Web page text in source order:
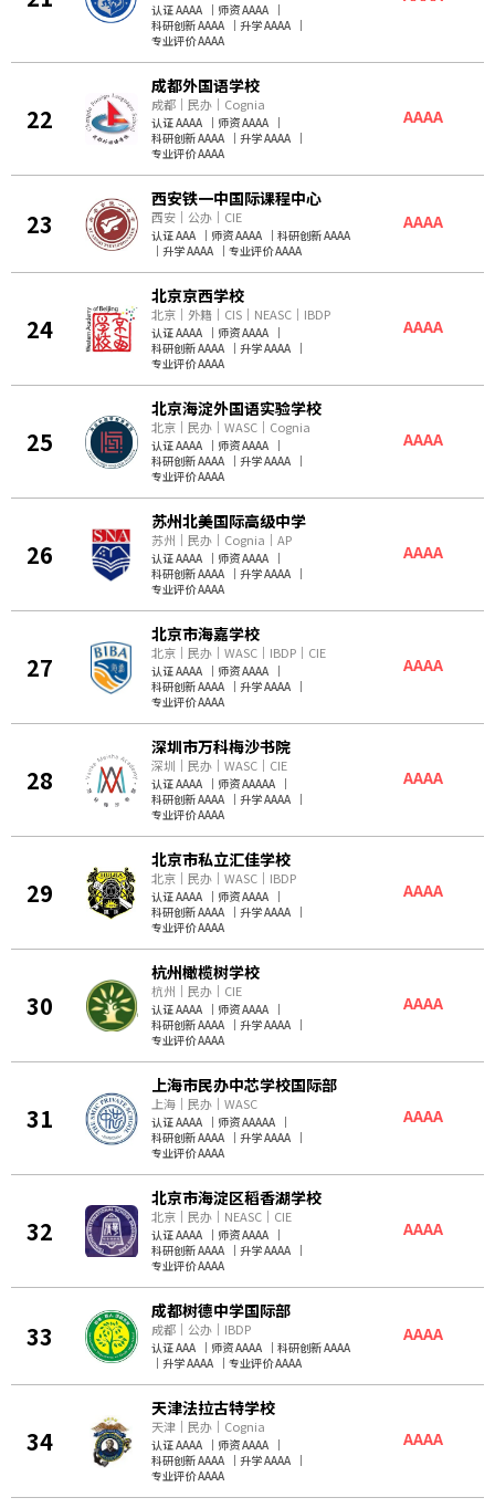
认证 AAAA ｜ 师资 AAAA ｜
科研创新 AAAA ｜升学 AAAA ｜
专业评价 AAAA
22
成都外国语学校
成都 ｜ 民办 ｜ Cognia
认证 AAAA ｜ 师资 AAAA ｜
科研创新 AAAA ｜升学 AAAA ｜
专业评价 AAAA
AAAA
23
西安铁一中国际课程中心
西安 ｜ 公办 ｜ CIE
认证 AAA ｜ 师资 AAAA ｜科研创新 AAAA
｜升学 AAAA ｜专业评价 AAAA
AAAA
24
北京京西学校
北京 ｜外籍 ｜ CIS ｜ NEASC ｜ IBDP
认证 AAAA ｜ 师资 AAAA ｜
科研创新 AAAA ｜升学 AAAA ｜
专业评价 AAAA
AAAA
25
北京海淀外国语实验学校
北京 ｜ 民办 ｜WASC ｜ Cognia
认证 AAAA ｜ 师资 AAAA ｜
科研创新 AAAA ｜升学 AAAA ｜
专业评价 AAAA
AAAA
26
苏州北美国际高级中学
苏州 ｜ 民办 ｜ Cognia ｜AP
认证 AAAA ｜ 师资 AAAA ｜
科研创新 AAAA ｜升学 AAAA ｜
专业评价 AAAA
AAAA
27
北京市海嘉学校
北京 ｜ 民办 ｜WASC ｜ IBDP ｜ CIE
认证 AAAA ｜ 师资 AAAA ｜
科研创新 AAAA ｜升学 AAAA ｜
专业评价 AAAA
AAAA
28
深圳市万科梅沙书院
深圳 ｜ 民办 ｜WASC ｜ CIE
认证 AAAA ｜ 师资 AAAAA ｜
科研创新 AAAA ｜升学 AAAA ｜
专业评价 AAAA
AAAA
29
北京市私立汇佳学校
北京 ｜ 民办 ｜WASC ｜ IBDP
认证 AAAA ｜ 师资 AAAA ｜
科研创新 AAAA ｜升学 AAAA ｜
专业评价 AAAA
AAAA
30
杭州橄榄树学校
杭州 ｜ 民办 ｜ CIE
认证 AAAA ｜ 师资 AAAA ｜
科研创新 AAAA ｜升学 AAAA ｜
专业评价 AAAA
AAAA
31
上海市民办中芯学校国际部
上海 ｜ 民办 ｜WASC
认证 AAAA ｜ 师资 AAAAA ｜
科研创新 AAAA ｜升学 AAAA ｜
专业评价 AAAA
AAAA
32
北京市海淀区稻香湖学校
北京 ｜ 民办 ｜ NEASC ｜ CIE
认证 AAAA ｜ 师资 AAAA ｜
科研创新 AAAA ｜升学 AAAA ｜
专业评价 AAAA
AAAA
33
成都树德中学国际部
成都 ｜ 公办 ｜ IBDP
认证 AAA ｜ 师资 AAAA ｜科研创新 AAAA
｜升学 AAAA ｜专业评价 AAAA
AAAA
34
天津法拉古特学校
天津 ｜ 民办 ｜ Cognia
认证 AAAA ｜ 师资 AAAA ｜
科研创新 AAAA ｜升学 AAAA ｜
专业评价 AAAA
AAAA